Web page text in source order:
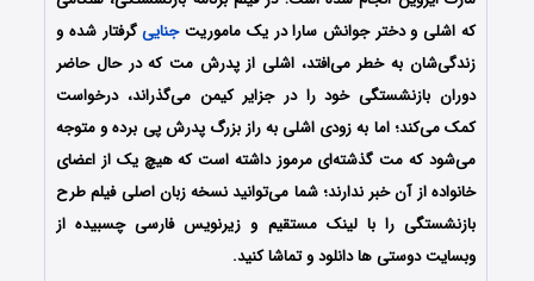
که اشلی و دختر جوانش سارا در یک ماموریتجناییگرفتار شده‌ و
زندگی‌شان به خطر می‌افتد، اشلی از پدرش مت که در حال حاضر
دوران بازنشستگی خود را در جزایر کیمن می‌گذراند، درخواست
کمک می‌کند؛ اما به زودی اشلی به راز بزرگ پدرش پی برده و متوجه
می‌شود که مت گذشته‌ای مرموز داشته است که هیچ یک از اعضای
خانواده از آن خبر ندارند؛ شما می‌توانید نسخه زبان اصلی فیلم طرح
بازنشستگی را با ‌لینک مستقیم و زیرنویس فارسی چسبیده از
وبسایت دوستی ها دانلود و تماشا کنید.